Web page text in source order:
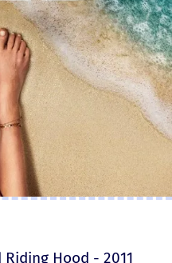
Riding Hood - 2011